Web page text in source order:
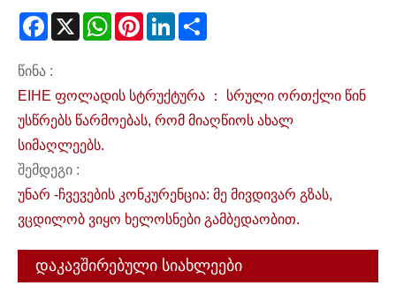
Facebook
X WhatsAppPinterestLinkedIn
წინა :
EIHE ფოლადის სტრუქტურა ： სრული ორთქლი წინ
უსწრებს წარმოებას, რომ მიაღწიოს ახალ
სიმაღლეებს.
შემდეგი :
უნარ -ჩვევების კონკურენცია: მე მივდივარ გზას,
ვცდილობ ვიყო ხელოსნები გამბედაობით.
დაკავშირებული სიახლეები